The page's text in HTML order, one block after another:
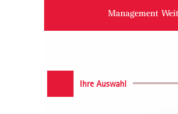
Management
Ihre Auswahl